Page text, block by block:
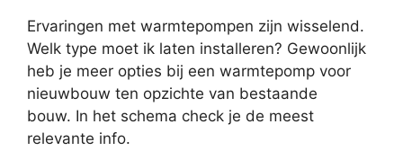
Ervaringen met warmtepompen zijn wisselend.
Welk type moet ik laten installeren? Gewoonlijk
heb je meer opties bij een warmtepomp voor
nieuwbouw ten opzichte van bestaande
bouw. In het schema check je de meest
relevante info.